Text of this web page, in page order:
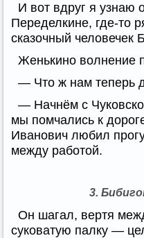
И вот вдруг я узнаю
Переделкине, где-то
сказочный человечек
Женькино волнение
— Что ж нам теперь
— Начнём с
мы помчались к
Иванович любил
между работой.
3.
Он шагал, вертя
суковатую палку —